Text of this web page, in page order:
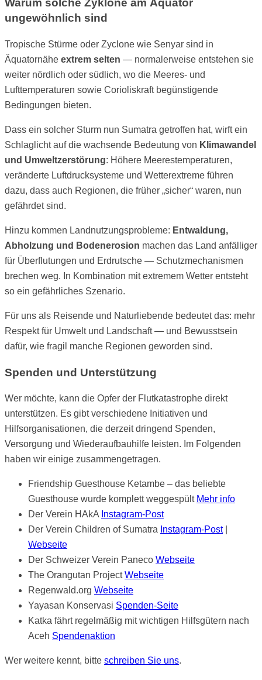
Warum solche Zyklone am Äquator
ungewöhnlich sind
Tropische Stürme oder Zyclone wie Senyar sind in
Äquatornähe extrem selten — normalerweise entstehen sie
weiter nördlich oder südlich, wo die Meeres- und
Lufttemperaturen sowie Corioliskraft begünstigende
Bedingungen bieten.
Dass ein solcher Sturm nun Sumatra getroffen hat, wirft ein
Schlaglicht auf die wachsende Bedeutung von Klimawandel
und Umweltzerstörung: Höhere Meerestemperaturen,
veränderte Luftdrucksysteme und Wetterextreme führen
dazu, dass auch Regionen, die früher „sicher“ waren, nun
gefährdet sind.
Hinzu kommen Landnutzungsprobleme: Entwaldung,
Abholzung und Bodenerosion machen das Land anfälliger
für Überflutungen und Erdrutsche — Schutzmechanismen
brechen weg. In Kombination mit extremem Wetter entsteht
so ein gefährliches Szenario.
Für uns als Reisende und Naturliebende bedeutet das: mehr
Respekt für Umwelt und Landschaft — und Bewusstsein
dafür, wie fragil manche Regionen geworden sind.
Spenden und Unterstützung
Wer möchte, kann die Opfer der Flutkatastrophe direkt
unterstützen. Es gibt verschiedene Initiativen und
Hilfsorganisationen, die derzeit dringend Spenden,
Versorgung und Wiederaufbauhilfe leisten. Im Folgenden
haben wir einige zusammengetragen.
Friendship Guesthouse Ketambe – das beliebte
Guesthouse wurde komplett weggespült Mehr info
Der Verein HAkA Instagram-Post
Der Verein Children of Sumatra Instagram-Post|
Webseite
Der Schweizer Verein Paneco Webseite
The Orangutan ProjectWebseite
Regenwald.org Webseite
Yayasan Konservasi Spenden-Seite
Katka fährt regelmäßig mit wichtigen Hilfsgütern nach
Aceh Spendenaktion
Wer weitere kennt, bitte schreiben Sie uns.